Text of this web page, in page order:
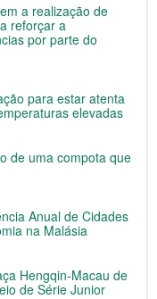
a realização de
reforçar a
por parte do
para estar atenta
elevadas
de uma compota que
Anual de Cidades
na Malásia
Hengqin-Macau de
de Série Junior